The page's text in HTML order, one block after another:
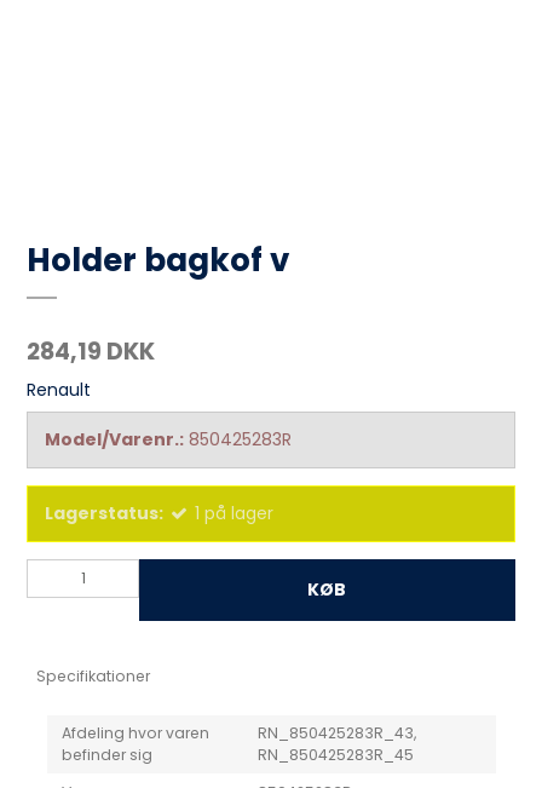
Holder bagkof v
284,19 DKK
Renault
Model/Varenr.: 850425283R
Lagerstatus: 1 på lager
KØB
Specifikationer
Afdeling hvor varen
befinder sig
RN_850425283R_43,
RN_850425283R_45